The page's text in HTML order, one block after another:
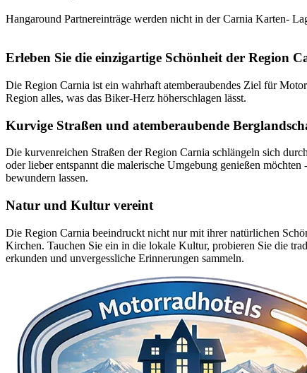
Hangaround Partnereinträge werden nicht in der Carnia Karten-
Erleben Sie die einzigartige Schönheit der Region
Die Region Carnia ist ein wahrhaft atemberaubendes Ziel für
Region alles, was das Biker-Herz höherschlagen lässt.
Kurvige Straßen und atemberaubende
Die kurvenreichen Straßen der Region Carnia schlängeln sich
oder lieber entspannt die malerische Umgebung genießen
bewundern lassen.
Natur und Kultur vereint
Die Region Carnia beeindruckt nicht nur mit ihrer natürlichen
Kirchen. Tauchen Sie ein in die lokale Kultur, probieren Sie die
erkunden und unvergessliche Erinnerungen sammeln.